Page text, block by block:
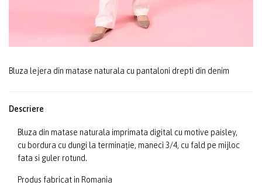
Bluza lejera din matase naturala cu pantaloni drepti din denim
Descriere
Bluza din matase naturala imprimata digital cu motive paisley,
cu bordura cu dungi la terminație, maneci 3/4, cu fald pe mijloc
fata si guler rotund.
Produs fabricat in Romania